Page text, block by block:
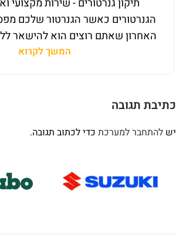
הגנרטורים כאשר הגנרטור שלכם
האחרון שאתם רוצים הוא להישאר
המשך לקרוא
כתיבת תגובה
יש להתחבר למערכת כדי לכתוב תגובה.